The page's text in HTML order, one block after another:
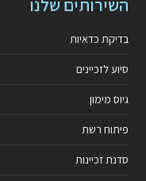
השירותים שלנו
בדיקת כדאיות
סיוע לזכיינים
גיוס מימון
פיתוח רשת
סדנת זכיינות